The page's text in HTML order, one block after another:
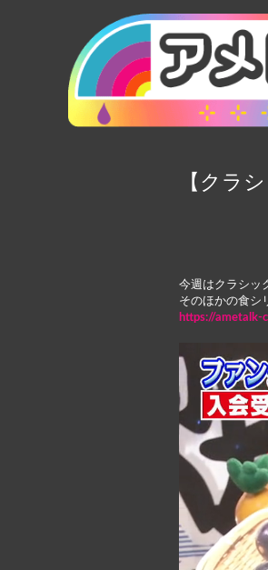
【クラ
今週はクラシッ
そのほかの食シ
https://ametalk-